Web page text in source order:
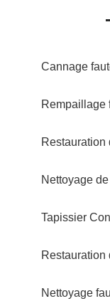
Cannage
Rempaillage
Restauration
Nettoyage
Tapissier
Restauration
Nettoyage